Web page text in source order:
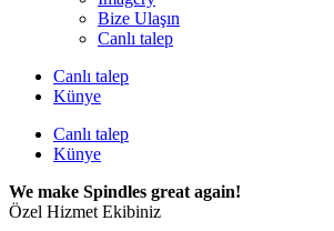
Bize Ulaşın
Canlı talep
Canlı talep
Künye
Canlı talep
Künye
We make Spindles great again!
Özel Hizmet Ekibiniz